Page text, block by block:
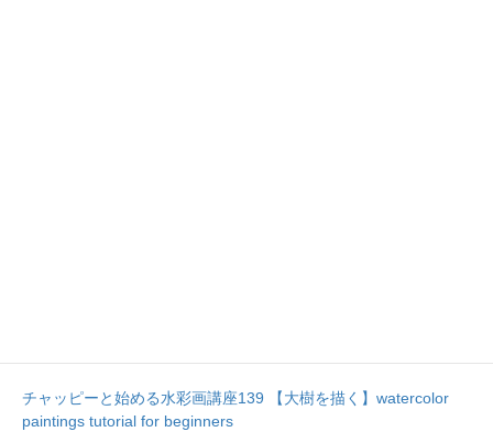
チャッピーと始める水彩画講座139 【大樹を描く】watercolor
paintings tutorial for beginners